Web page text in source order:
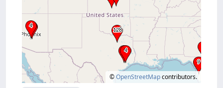
©OpenStreetMapcontributors.